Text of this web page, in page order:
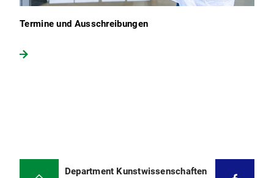
Termine und Ausschreibungen
Department Kunstwissenschaften